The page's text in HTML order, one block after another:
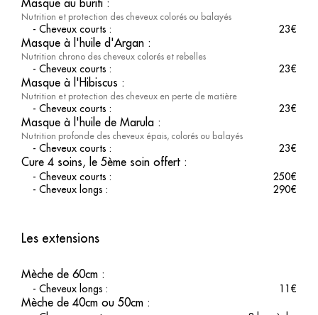
Masque au buriti :
Nutrition et protection des cheveux colorés ou balayés
- Cheveux courts : 23€
Masque à l'huile d'Argan :
Nutrition chrono des cheveux colorés et rebelles
- Cheveux courts : 23€
Masque à l'Hibiscus :
Nutrition et protection des cheveux en perte de matière
- Cheveux courts : 23€
Masque à l'huile de Marula :
Nutrition profonde des cheveux épais, colorés ou balayés
- Cheveux courts : 23€
Cure 4 soins, le 5ème soin offert :
- Cheveux courts : 250€
- Cheveux longs : 290€
Les extensions
Mèche de 60cm :
- Cheveux longs : 11 €
Mèche de 40cm ou 50cm :